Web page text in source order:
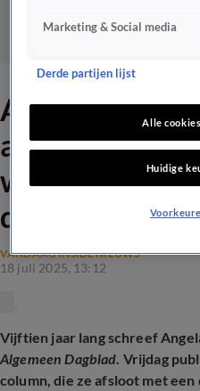
Angela de
allerlaatste
wijze woorden
der Gijp
VANDAAG INSIDE NIEUWS
18 juli 2025, 13:12
Vijftien jaar lang schreef
Algemeen Dagblad. Vrijdag
column, die ze afsloot met
Marketing & Social media
Derde partijen lijst
Alle
Huidige